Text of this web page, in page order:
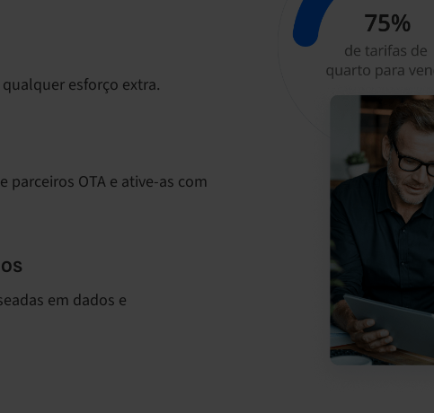
esforço extra.
parceiros OTA e ative-as com
em dados e